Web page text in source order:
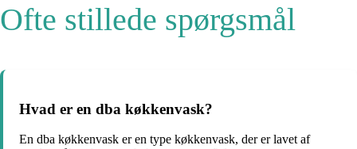
Ofte stillede spørgsmål
Hvad er en dba køkkenvask?
En dba køkkenvask er en type køkkenvask, der er lavet af